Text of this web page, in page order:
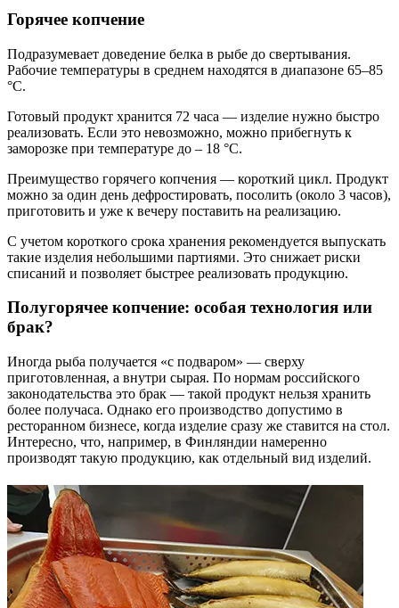
Горячее копчение
Подразумевает доведение белка в рыбе до свертывания.
Рабочие температуры в среднем находятся в диапазоне 65–85
°C.
Готовый продукт хранится 72 часа — изделие нужно быстро
реализовать. Если это невозможно, можно прибегнуть к
заморозке при температуре до – 18 °C.
Преимущество горячего копчения — короткий цикл. Продукт
можно за один день дефростировать, посолить (около 3 часов),
приготовить и уже к вечеру поставить на реализацию.
С учетом короткого срока хранения рекомендуется выпускать
такие изделия небольшими партиями. Это снижает риски
списаний и позволяет быстрее реализовать продукцию.
Полугорячее копчение: особая технология или
брак?
Иногда рыба получается «с подваром» — сверху
приготовленная, а внутри сырая. По нормам российского
законодательства это брак — такой продукт нельзя хранить
более получаса. Однако его производство допустимо в
ресторанном бизнесе, когда изделие сразу же ставится на стол.
Интересно, что, например, в Финляндии намеренно
производят такую продукцию, как отдельный вид изделий.